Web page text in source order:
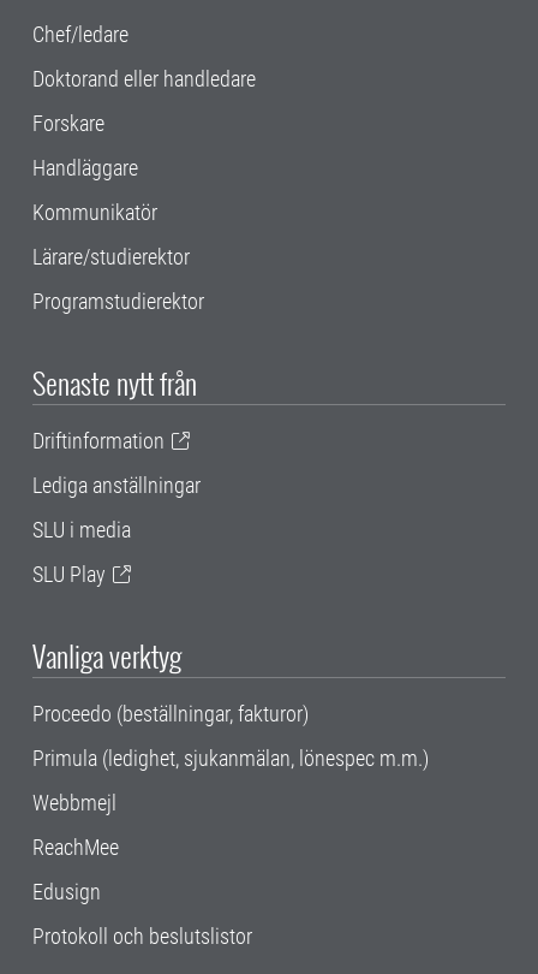
Chef/ledare
Doktorand eller handledare
Forskare
Handläggare
Kommunikatör
Lärare/studierektor
Programstudierektor
Senaste nytt från
Driftinformation
Lediga anställningar
SLU i media
SLU Play
Vanliga verktyg
Proceedo (beställningar, fakturor)
Primula (ledighet, sjukanmälan, lönespec m.m.)
Webbmejl
ReachMee
Edusign
Protokoll och beslutslistor